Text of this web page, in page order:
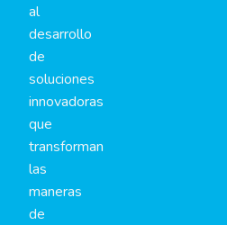
al
desarrollo
de
soluciones
innovadoras
que
transforman
las
maneras
de